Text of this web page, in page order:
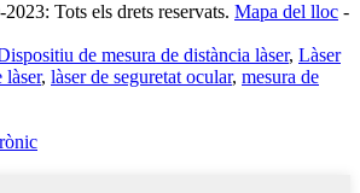
Tots els drets reservats. Mapa del lloc -
de mesura de distància làser, Làser
làser, làser de seguretat ocular, mesura de